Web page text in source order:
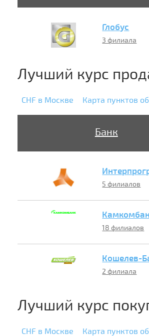
Глобус
3 филиала
Лучший курс
CHF в Москве Карта пунктов
Банк
5 филиалов
18 филиалов
Кошелев-
2 филиала
Лучший курс
CHF в Москве Карта пунктов